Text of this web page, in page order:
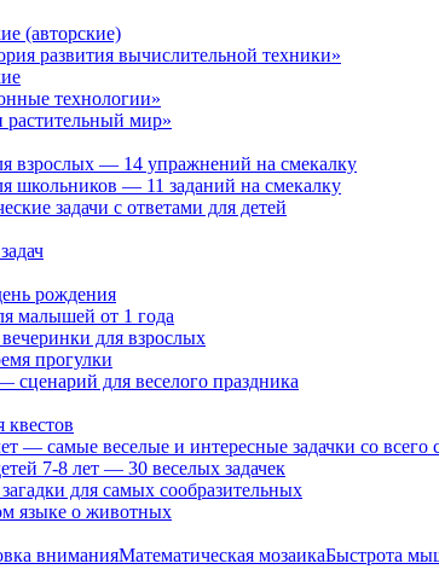
(авторские)
развития вычислительной техники»
технологии»
мир»
взрослых — 14 упражнений на смекалку
школьников — 11 заданий на смекалку
задачи с ответами для детей
рождения
малышей от 1 года
для взрослых
прогулки
сценарий для веселого праздника
— самые веселые и интересные задачки со всего
7-8 лет — 30 веселых задачек
для самых сообразительных
языке о животных
вниманияМатематическая мозаикаБыстрота